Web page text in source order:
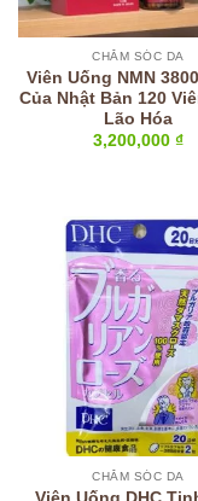
CHĂM SÓC DA
Viên Uống NMN
Của Nhật Bản 120
Lão Hóa
3,200,000 ₫
CHĂM SÓC DA